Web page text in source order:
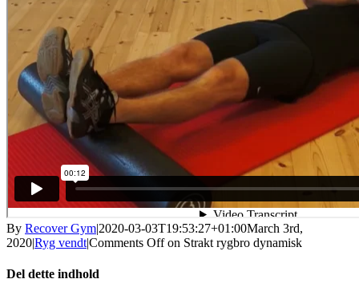
By Recover Gym|2020-03-03T19:53:27+01:00March 3rd,
2020|Ryg vendt|Comments Offon Strakt rygbro dynamisk
Del dette indhold